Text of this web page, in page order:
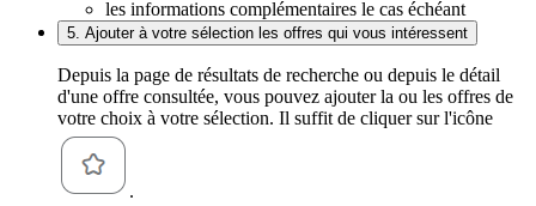
les informations complémentaires le cas échéant
5. Ajouter à votre sélection les offres qui vous intéressent
Depuis la page de résultats de recherche ou depuis le détail
d'une offre consultée, vous pouvez ajouter la ou les offres de
votre choix à votre sélection. Il suffit de cliquer sur l'icône
.